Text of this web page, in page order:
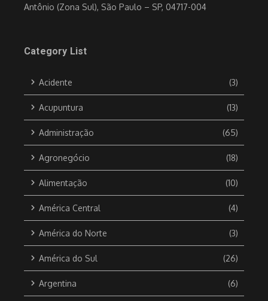
Antônio (Zona Sul), São Paulo – SP, 04717-004
Category List
Acidente (3)
Acupuntura (13)
Administração (65)
Agronegócio (18)
Alimentação (10)
América Central (4)
América do Norte (3)
América do Sul (26)
Argentina (6)